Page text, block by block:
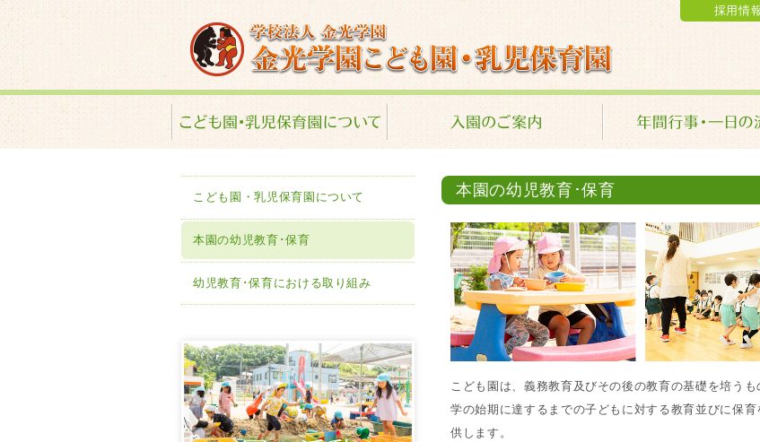
金光学園こども園･乳児保育園 学校法人 金光学園
採用情
本園の幼児教育･保育
こども園は、義務教育及びその後の教育の基礎を培う
学の始期に達するまでの子どもに対する教育並びに保
供します。
こども園・乳児保育園について
本園の幼児教育･保育
幼児教育･保育における取り組み